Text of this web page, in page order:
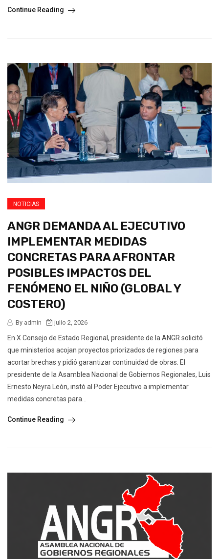
Continue Reading
NOTICIAS
ANGR DEMANDA AL EJECUTIVO
IMPLEMENTAR MEDIDAS
CONCRETAS PARA AFRONTAR
POSIBLES IMPACTOS DEL
FENÓMENO EL NIÑO (GLOBAL Y
COSTERO)
By admin julio 2, 2026
En X Consejo de Estado Regional, presidente de la ANGR solicitó
que ministerios acojan proyectos priorizados de regiones para
acortar brechas y pidió garantizar continuidad de obras. El
presidente de la Asamblea Nacional de Gobiernos Regionales, Luis
Ernesto Neyra León, instó al Poder Ejecutivo a implementar
medidas concretas para...
Continue Reading